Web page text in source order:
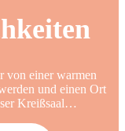
von einer warmen
und einen Ort
Kreißsaal…